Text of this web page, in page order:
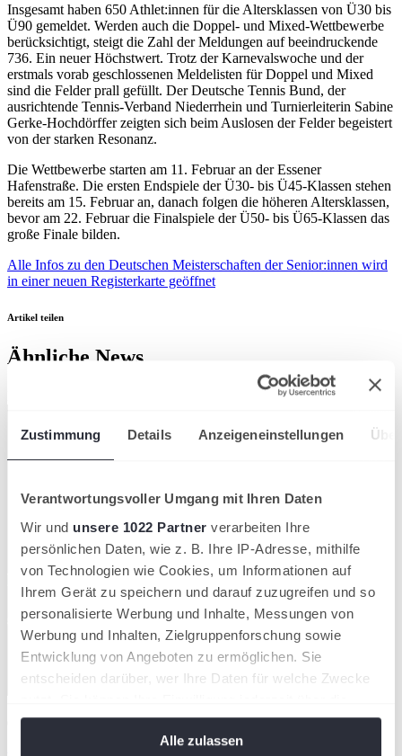
Zustimmung Details Anzeigeneinstellungen
Verantwortungsvoller Umgang mit Ihren Daten
Wir und unsere 1022 Partner verarbeiten Ihre
persönlichen Daten, wie z. B. Ihre IP-Adresse, mithilfe
von Technologien wie Cookies, um Informationen auf
Ihrem Gerät zu speichern und darauf zuzugreifen und so
personalisierte Werbung und Inhalte, Messungen von
Werbung und Inhalten, Zielgruppenforschung sowie
Entwicklung von Angeboten zu ermöglichen. Sie
entscheiden darüber, wer Ihre Daten für welche Zwecke
Cookie-Erklärung oder durch Klicken auf das Privacy
Trigger Symbol ändern oder widerrufen
Alle zulassen
Insgesamt haben 650 Athlet:innen für die Altersklassen von Ü30 bis
Ü90 gemeldet. Werden auch die Doppel- und Mixed-Wettbewerbe
berücksichtigt, steigt die Zahl der Meldungen auf beeindruckende
736. Ein neuer Höchstwert. Trotz der Karnevalswoche und der
erstmals vorab geschlossenen Meldelisten für Doppel und Mixed
sind die Felder prall gefüllt. Der Deutsche Tennis Bund, der
ausrichtende Tennis-Verband Niederrhein und Turnierleiterin Sabine
Gerke-Hochdörffer zeigten sich beim Auslosen der Felder begeistert
von der starken Resonanz.
Die Wettbewerbe starten am 11. Februar an der Essener
Hafenstraße. Die ersten Endspiele der Ü30- bis Ü45-Klassen stehen
bereits am 15. Februar an, danach folgen die höheren Altersklassen,
bevor am 22. Februar die Finalspiele der Ü50- bis Ü65-Klassen das
große Finale bilden.
Alle Infos zu den Deutschen Meisterschaften der Senior:innen wird
in einer neuen Registerkarte geöffnet
Artikel teilen
Ähnliche News
05/08/2026